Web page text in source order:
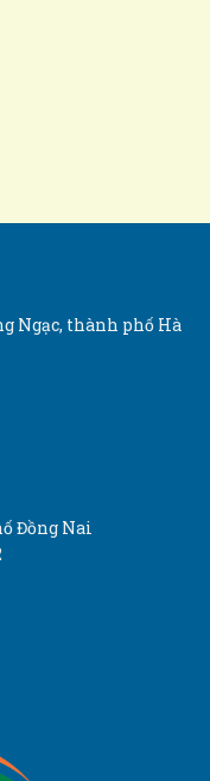
Ngạc, thành phố Hà
Đồng Nai